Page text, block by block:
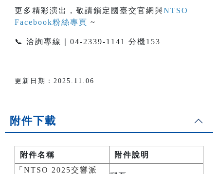
更多精彩演出，敬請鎖定國臺交官網與NTSO
Facebook粉絲專頁 ~
📞 洽詢專線｜04-2339-1141 分機153
更新日期：2025.11.06
附件下載
附件名稱
附件說明
「NTSO 2025交響派